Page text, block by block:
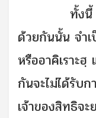
ทั้งนี้ เพร
ด้วยกันนั้น จำเ
หรืออาคิเราะ
กันจะไม่ได้รับ
เจ้าของสิทธิจ